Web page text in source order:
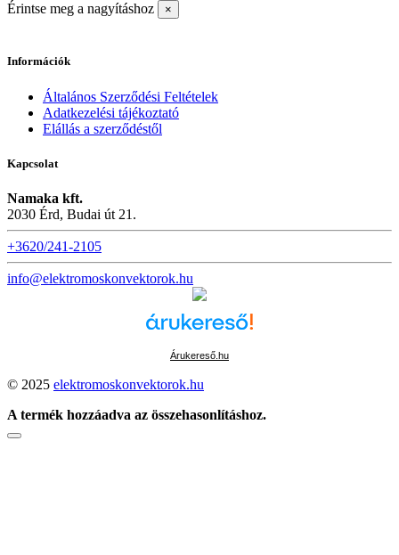
Érintse meg a nagyításhoz ×
Információk
Általános Szerződési Feltételek
Adatkezelési tájékoztató
Elállás a szerződéstől
Kapcsolat
Namaka kft.
2030 Érd, Budai út 21.
+3620/241-2105
info@elektromoskonvektorok.hu
Árukereső.hu
© 2025 elektromoskonvektorok.hu
A termék hozzáadva az összehasonlításhoz.